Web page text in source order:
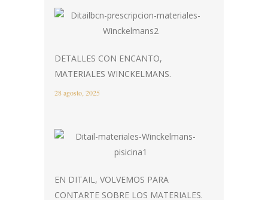
DETALLES CON ENCANTO,
MATERIALES WINCKELMANS.
28 agosto, 2025
EN DITAIL, VOLVEMOS PARA
CONTARTE SOBRE LOS MATERIALES.